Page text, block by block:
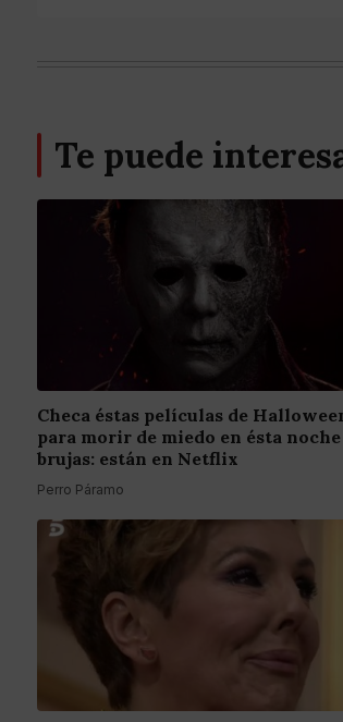
Te puede
Checa éstas películas de
para morir de miedo en ésta noche
brujas: están en Netflix
Perro Páramo